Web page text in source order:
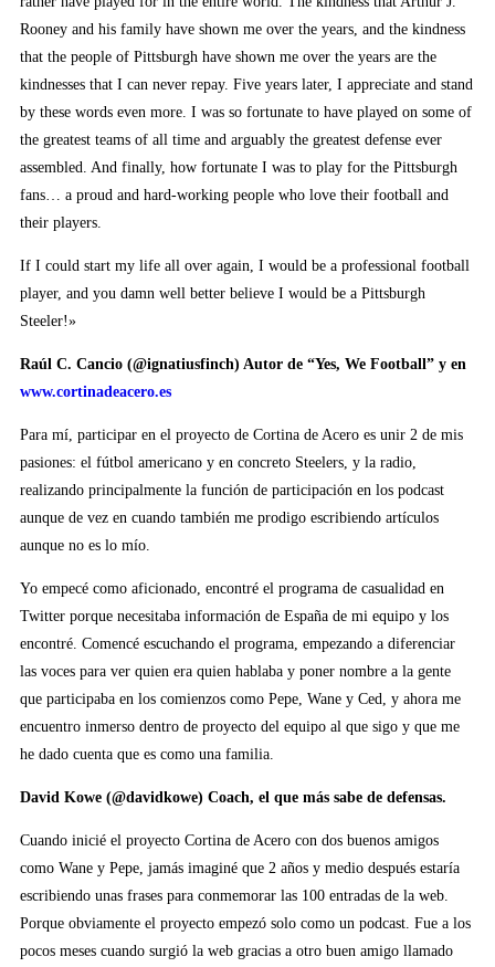
Rooney and his family have shown me over the years, and the kindness
that the people of Pittsburgh have shown me over the years are the
kindnesses that I can never repay. Five years later, I appreciate and stand
by these words even more. I was so fortunate to have played on some of
the greatest teams of all time and arguably the greatest defense ever
assembled. And finally, how fortunate I was to play for the Pittsburgh
fans… a proud and hard-working people who love their football and
their players.
If I could start my life all over again, I would be a professional football
player, and you damn well better believe I would be a Pittsburgh
Steeler!»
Raúl C. Cancio (@ignatiusfinch) Autor de “Yes, We Football” y en
www.cortinadeacero.es
Para mí, participar en el proyecto de Cortina de Acero es unir 2 de mis
pasiones: el fútbol americano y en concreto Steelers, y la radio,
realizando principalmente la función de participación en los podcast
aunque de vez en cuando también me prodigo escribiendo artículos
aunque no es lo mío.
Yo empecé como aficionado, encontré el programa de casualidad en
Twitter porque necesitaba información de España de mi equipo y los
encontré. Comencé escuchando el programa, empezando a diferenciar
las voces para ver quien era quien hablaba y poner nombre a la gente
que participaba en los comienzos como Pepe, Wane y Ced, y ahora me
encuentro inmerso dentro de proyecto del equipo al que sigo y que me
he dado cuenta que es como una familia.
David Kowe (@davidkowe) Coach, el que más sabe de defensas.
Cuando inicié el proyecto Cortina de Acero con dos buenos amigos
como Wane y Pepe, jamás imaginé que 2 años y medio después estaría
escribiendo unas frases para conmemorar las 100 entradas de la web.
Porque obviamente el proyecto empezó solo como un podcast. Fue a los
pocos meses cuando surgió la web gracias a otro buen amigo llamado